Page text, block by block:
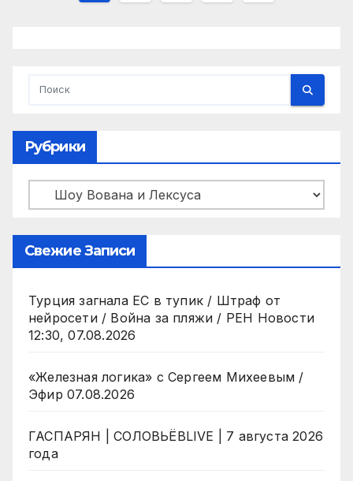
Рубрики
Рубрики
Свежие Записи
Турция загнала ЕС в тупик / Штраф от
нейросети / Война за пляжи / РЕН Новости
12:30, 07.08.2026
«Железная логика» с Сергеем Михеевым /
Эфир 07.08.2026
ГАСПАРЯН | СОЛОВЬЁВLIVE | 7 августа 2026
года